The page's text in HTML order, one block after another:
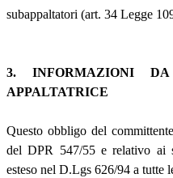
subappaltatori (art. 34 Legge
3. INFORMAZIONI
APPALTATRICE
Questo obbligo del
del DPR 547/55 e relativo ai
esteso nel D.Lgs 626/94 a tutte